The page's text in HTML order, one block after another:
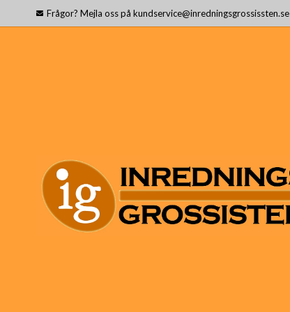
Frågor? Mejla oss på kundservice@inredningsgrossissten.se